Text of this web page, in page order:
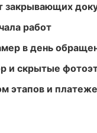
закрывающих
работ
в день
и скрытые
этапов и